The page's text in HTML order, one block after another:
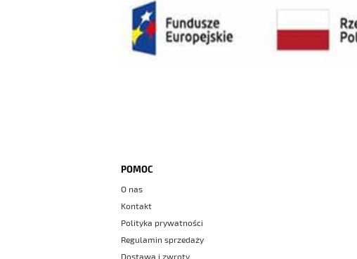
POMOC
O nas
Kontakt
Polityka prywatności
Regulamin sprzedaży
Dostawa i zwroty